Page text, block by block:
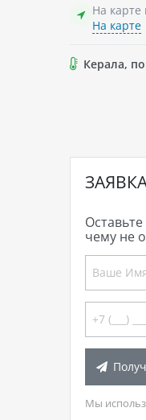
На карте
На карте
Керала,
чему не
Мы